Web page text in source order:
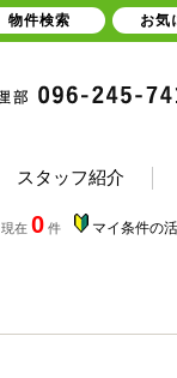
スタッフ紹介
現在 0 件 マイ条件の
物件検索 お気